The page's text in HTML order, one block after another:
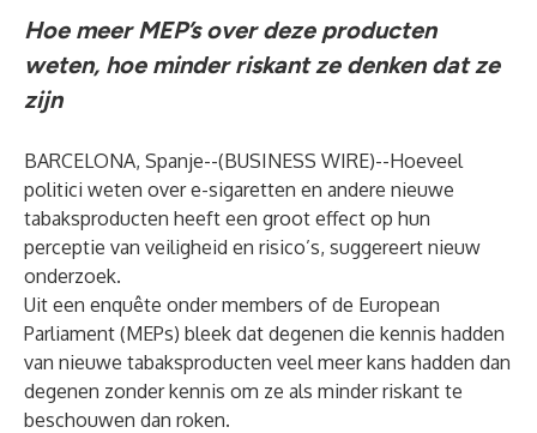
Hoe meer MEP’s over deze producten
weten, hoe minder riskant ze denken dat ze
zijn
BARCELONA, Spanje--(BUSINESS WIRE)--Hoeveel
politici weten over e-sigaretten en andere nieuwe
tabaksproducten heeft een groot effect op hun
perceptie van veiligheid en risico’s, suggereert nieuw
onderzoek.
Uit een enquête onder members of de European
Parliament (MEPs) bleek dat degenen die kennis hadden
van nieuwe tabaksproducten veel meer kans hadden dan
degenen zonder kennis om ze als minder riskant te
beschouwen dan roken.